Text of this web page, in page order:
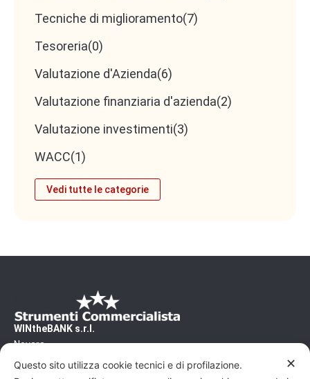
Tecniche di miglioramento(7)
Tesoreria(0)
Valutazione d'Azienda(6)
Valutazione finanziaria d'azienda(2)
Valutazione investimenti(3)
WACC(1)
Vedi tutte le categorie
WINtheBANK s.r.l.
Novara
CF/PI 02500460031 - REA/NO 240200
Capitale Sociale: 10'000€
✕
Questo sito utilizza cookie tecnici e di profilazione.